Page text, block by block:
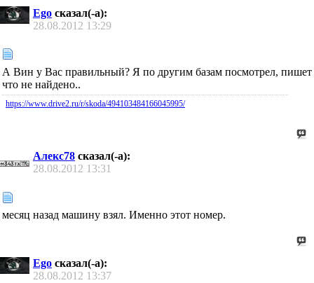
Ego сказал(-а):
28.08.2012 13:29
А Вин у Вас правильный? Я по другим базам посмотрел, пишет
что не найдено..
https://www.drive2.ru/r/skoda/494103484166045995/
Алекс78 сказал(-а):
28.08.2012 13:31
месяц назад машину взял. Именно этот номер.
Ego сказал(-а):
28.08.2012 13:37